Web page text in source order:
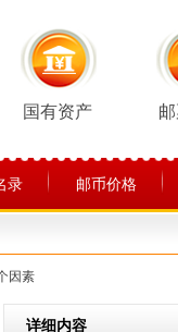
国有资产
录 邮币价格
因素
详细内容